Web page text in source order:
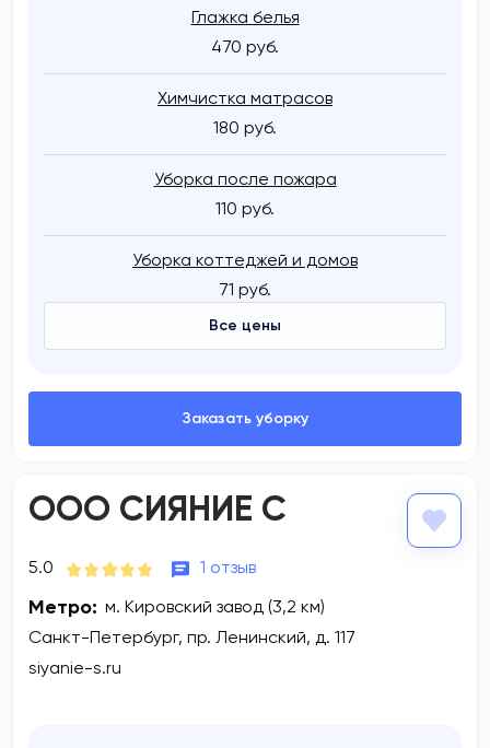
Глажка белья
470 руб.
Химчистка матрасов
180 руб.
Уборка после пожара
110 руб.
Уборка коттеджей и домов
71 руб.
Все цены
ООО СИЯНИЕ С
5.0 1 отзыв
Метро: м. Кировский завод (3,2 км)
Санкт-Петербург, пр. Ленинский, д. 117
siyanie-s.ru